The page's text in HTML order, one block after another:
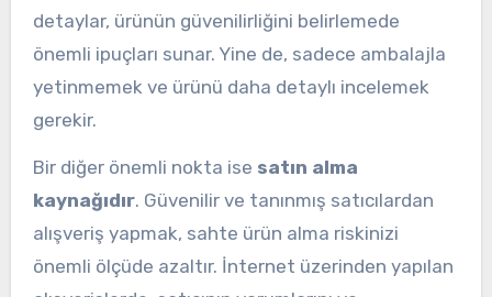
detaylar, ürünün güvenilirliğini belirlemede
önemli ipuçları sunar. Yine de, sadece ambalajla
yetinmemek ve ürünü daha detaylı incelemek
gerekir.
Bir diğer önemli nokta ise satın alma
kaynağıdır. Güvenilir ve tanınmış satıcılardan
alışveriş yapmak, sahte ürün alma riskinizi
önemli ölçüde azaltır. İnternet üzerinden yapılan